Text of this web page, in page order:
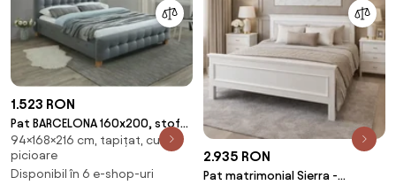
1.523 RON
Pat BARCELONA 160x200, stofa
gri - TAP 23, cu somiera
94×168×216 cm, tapițat, cu
picioare
Disponibil în 6 e-shop-uri
2.935 RON
Pat matrimonial Sierra -